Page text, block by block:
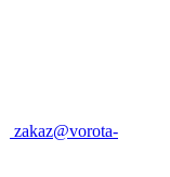
zakaz@vorota-